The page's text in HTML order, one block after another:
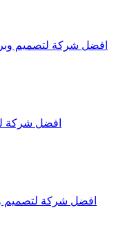
افضل شركة لتصميم
افضل شركة
افضل شركة لتصميم